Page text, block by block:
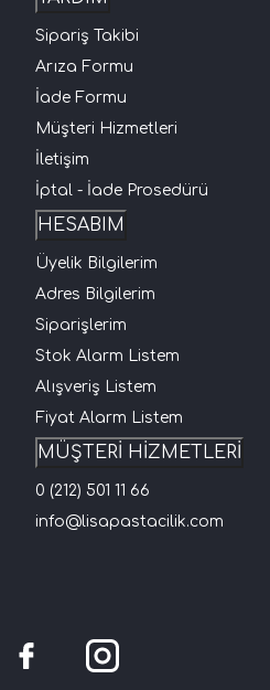
Sipariş Takibi
Arıza Formu
İade Formu
Müşteri Hizmetleri
İletişim
İptal - İade Prosedürü
HESABIM
Üyelik Bilgilerim
Adres Bilgilerim
Siparişlerim
Stok Alarm Listem
Alışveriş Listem
Fiyat Alarm Listem
MÜŞTERİ HİZMETLERİ
0 (212) 501 11 66
info@lisapastacilik.com